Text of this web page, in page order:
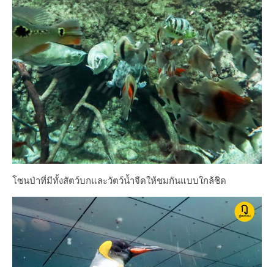
โซนป่าที่มีทั้งสัตว์บกและวัตว์น้ำจืดให้ชมกันแบบใกล้ชิด